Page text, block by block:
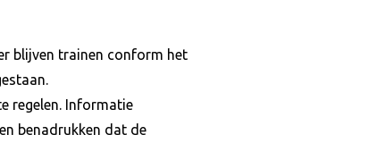
blijven trainen conform het
regelen. Informatie
benadrukken dat de